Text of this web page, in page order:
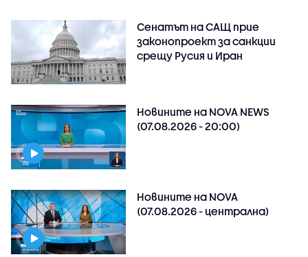
Сенатът на САЩ прие
законопроект за санкции
срещу Русия и Иран
Новините на NOVA NEWS
(07.08.2026 - 20:00)
Новините на NOVA
(07.08.2026 - централна)